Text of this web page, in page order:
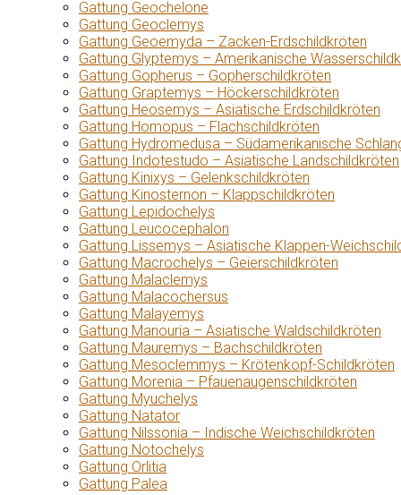
Gattung Geochelone
Gattung Geoclemys
Gattung Geoemyda – Zacken-Erdschildkröten
Gattung Glyptemys – Amerikanische
Gattung Gopherus – Gopherschildkröten
Gattung Graptemys – Höckerschildkröten
Gattung Heosemys – Asiatische Erdschildkröten
Gattung Homopus – Flachschildkröten
Gattung Hydromedusa – Südamerikanische
Gattung Indotestudo – Asiatische Landschildkröten
Gattung Kinixys – Gelenkschildkröten
Gattung Kinosternon – Klappschildkröten
Gattung Lepidochelys
Gattung Leucocephalon
Gattung Lissemys – Asiatische Klappen-
Gattung Macrochelys – Geierschildkröten
Gattung Malaclemys
Gattung Malacochersus
Gattung Malayemys
Gattung Manouria – Asiatische Waldschildkröten
Gattung Mauremys – Bachschildkröten
Gattung Mesoclemmys – Krötenkopf-Schildkröten
Gattung Morenia – Pfauenaugenschildkröten
Gattung Myuchelys
Gattung Natator
Gattung Nilssonia – Indische Weichschildkröten
Gattung Notochelys
Gattung Orlitia
Gattung Palea